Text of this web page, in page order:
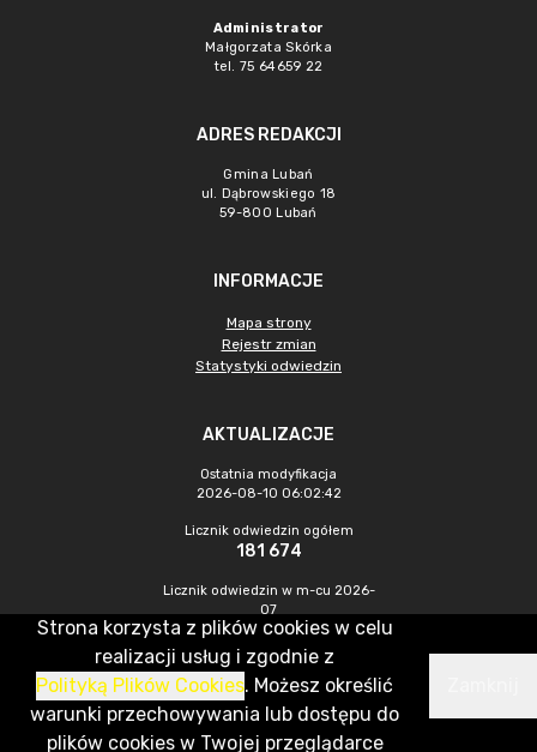
Administrator
Małgorzata Skórka
tel. 75 64659 22
ADRES REDAKCJI
Gmina Lubań
ul. Dąbrowskiego 18
59-800 Lubań
INFORMACJE
Mapa strony
Rejestr zmian
Statystyki odwiedzin
AKTUALIZACJE
Ostatnia modyfikacja
2026-08-10 06:02:42
Licznik odwiedzin ogółem
181 674
Licznik odwiedzin w m-cu 2026-
07
265
CMS & Hosting: Nefeni Sp. z o.o.
Strona korzysta z plików cookies w celu
realizacji usług i zgodnie z
Polityką Plików Cookies. Możesz określić
warunki przechowywania lub dostępu do
plików cookies w Twojej przeglądarce